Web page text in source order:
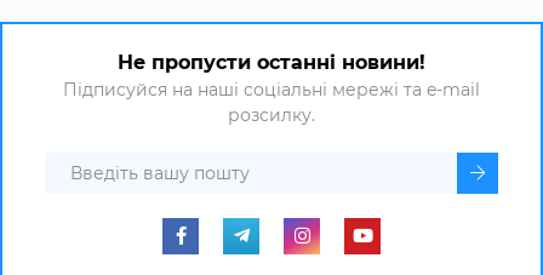
Не пропусти останні новини!
Підписуйся на наші соціальні мережі та e-mail
розсилку.